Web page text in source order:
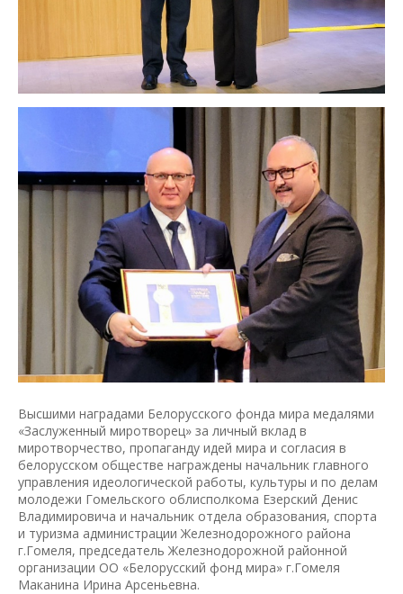
Высшими наградами Белорусского фонда мира медалями
«Заслуженный миротворец» за личный вклад в
миротворчество, пропаганду идей мира и согласия в
белорусском обществе награждены начальник главного
управления идеологической работы, культуры и по делам
молодежи Гомельского облисполкома Езерский Денис
Владимировича и начальник отдела образования, спорта
и туризма администрации Железнодорожного района
г.Гомеля, председатель Железнодорожной районной
организации ОО «Белорусский фонд мира» г.Гомеля
Маканина Ирина Арсеньевна.